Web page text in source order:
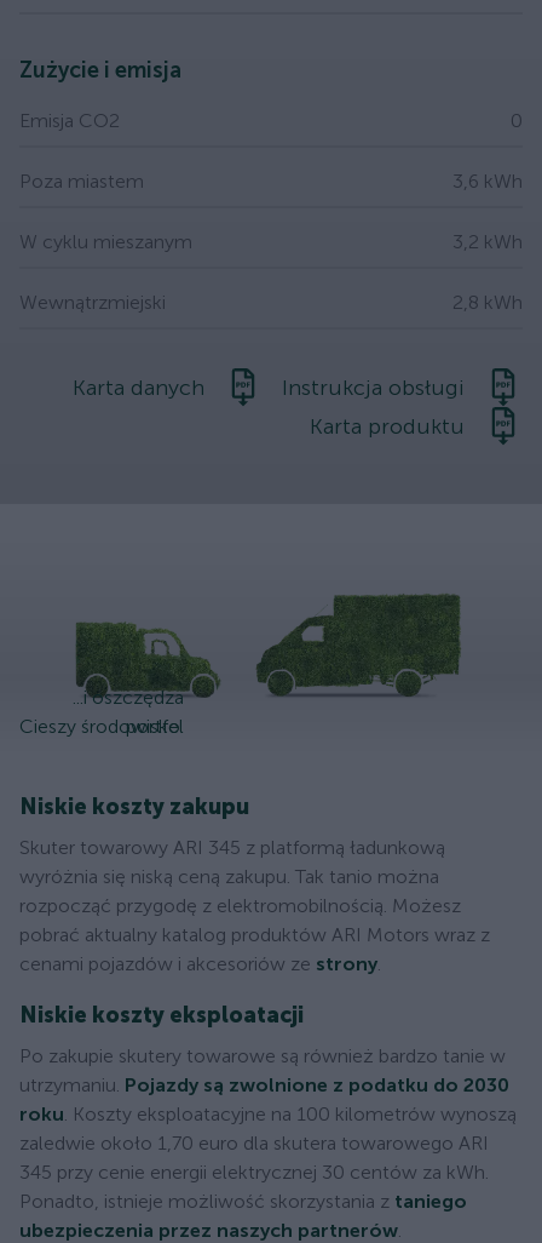
Zużycie i emisja
Emisja CO2 0
Poza miastem 3,6 kWh
W cyklu mieszanym 3,2 kWh
Wewnątrzmiejski 2,8 kWh
Karta danych
Instrukcja obsługi
Karta produktu
Cieszy środowisko.
...i oszczędza
portfel
Niskie koszty zakupu
Skuter towarowy ARI 345 z platformą ładunkową
wyróżnia się niską ceną zakupu. Tak tanio można
rozpocząć przygodę z elektromobilnością. Możesz
pobrać aktualny katalog produktów ARI Motors wraz z
cenami pojazdów i akcesoriów ze strony
Niskie koszty eksploatacji
Po zakupie skutery towarowe są również bardzo tanie w
utrzymaniu. Pojazdy są zwolnione z podatku do 2030
roku . Koszty eksploatacyjne na 100 kilometrów wynoszą
zaledwie około 1,70 euro dla skutera towarowego ARI
345 przy cenie energii elektrycznej 30 centów za kWh.
Ponadto, istnieje możliwość skorzystania z taniego
ubezpieczenia przez naszych partnerów